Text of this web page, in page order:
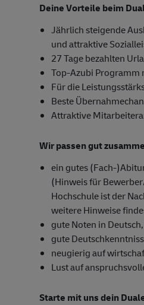
Deine Vorteile beim
Jährlich steigende
und attraktive
27 Tage bezahlten
Top-Azubi Programm
Für die
Beste
Attraktive
Wir passen gut
ein gutes (Fach-
(Hinweis für
Hochschule ist der
weitere Hinweise
gute Noten in
gute
neugierig auf
Lust auf
Starte mit uns dein